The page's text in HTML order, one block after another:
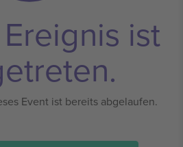
ist
Event ist bereits abgelaufen.